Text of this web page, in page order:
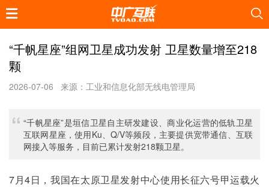
“千帆星座”组网卫星成功发射 卫星数量增至218
颗
2026-07-06 来源：工业和信息化部无线电管理局
“千帆星座”是垣信卫星自主研发建设、商业化运营的低轨卫星
互联网星座，使用Ku、Q/V等频段，主要提供宽带通信、互联
网接入等服务，目前已累计发射218颗卫星。
7月4日，我国在太原卫星发射中心使用长征六号甲运载火